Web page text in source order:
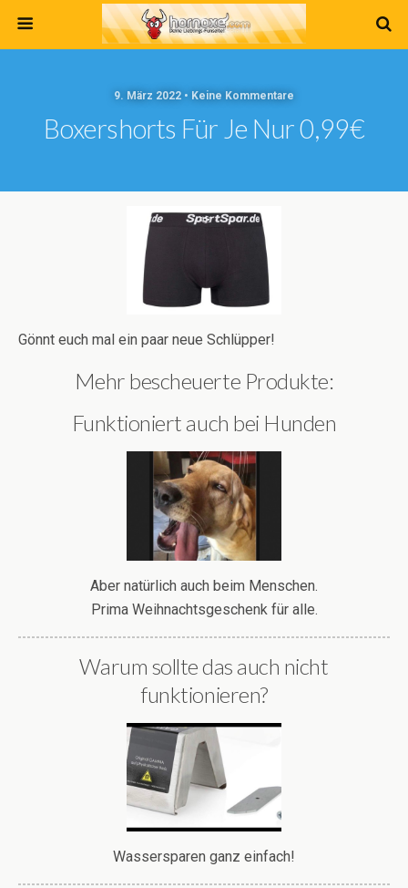
9. März 2022 • Keine Kommentare
Boxershorts Für Je Nur 0,99€
Gönnt euch mal ein paar neue Schlüpper!
Mehr bescheuerte Produkte:
Funktioniert auch bei Hunden
Aber natürlich auch beim Menschen.
Prima Weihnachtsgeschenk für alle.
Warum sollte das auch nicht
funktionieren?
Wassersparen ganz einfach!